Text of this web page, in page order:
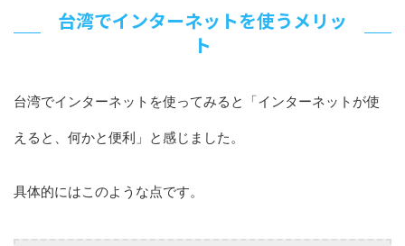
台湾でインターネットを使うメリッ
ト
台湾でインターネットを使ってみると「インターネットが使
えると、何かと便利」と感じました。
具体的にはこのような点です。